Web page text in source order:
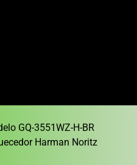
GQ-3551WZ-H-BR
Harman Noritz